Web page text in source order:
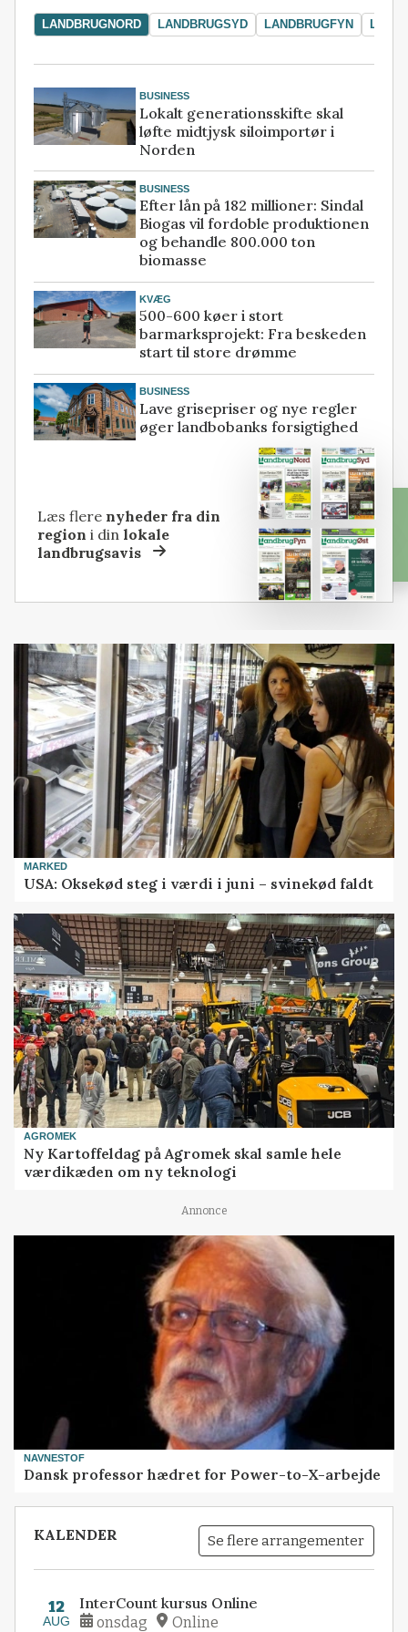
LANDBRUGNORD LANDBRUGSYD LANDBRUGFYN
BUSINESS
Lokalt generationsskifte skal
løfte midtjysk siloimportør i
Norden
BUSINESS
Efter lån på 182 millioner: Sindal
Biogas vil fordoble produktionen
og behandle 800.000 ton
biomasse
KVÆG
500-600 køer i stort
barmarksprojekt: Fra beskeden
start til store drømme
BUSINESS
Lave grisepriser og nye regler
øger landbobanks forsigtighed
Læs flere nyheder fra din
region i dinlokale
landbrugsavis
MARKED
USA: Oksekød steg i værdi i juni – svinekød faldt
AGROMEK
Ny Kartoffeldag på Agromek skal samle hele
værdikæden om ny teknologi
Annonce
NAVNESTOF
Dansk professor hædret for Power-to-X-arbejde
KALENDER Se flere arrangementer
12
AUG
InterCount kursus Online
onsdag Online